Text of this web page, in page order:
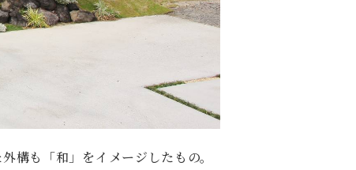
構も「和」をイメージしたもの。